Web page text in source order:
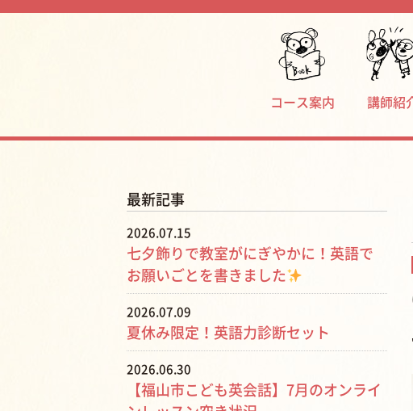
コース案内 講師紹
最新記事
2026.07.15
七夕飾りで教室がにぎやかに！英語で
お願いごとを書きました
2026.07.09
夏休み限定！英語力診断セット
2026.06.30
【福山市こども英会話】7月のオンライ